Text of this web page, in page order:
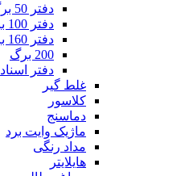
دفتر 50 برگ
دفتر 100 برگ
دفتر 160 برگ
200 برگ
دفتر اسناد
غلط گیر
کلاسور
دماسنج
ماژیک وایت برد
مداد رنگی
هایلایتر